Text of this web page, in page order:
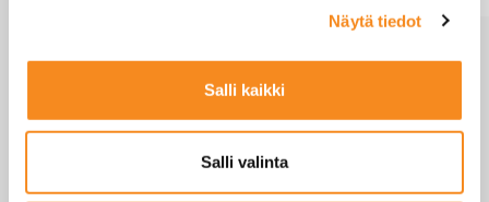
Näytä tiedot
Salli kaikki
Salli valintaMittakuva